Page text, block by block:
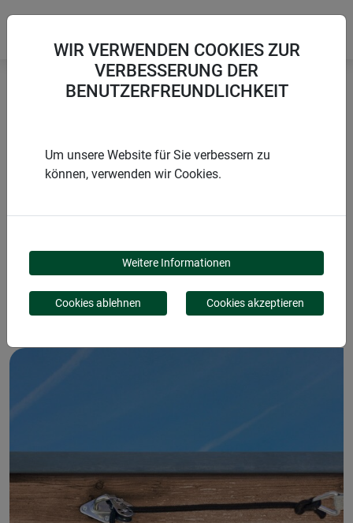
PRODUKTE
SEILZUG-SET FÜR
SONNENSEGEL
WIR VERWENDEN COOKIES ZUR
VERBESSERUNG DER
BENUTZERFREUNDLICHKEIT
Um unsere Website für Sie verbessern zu
können, verwenden wir Cookies.
Weitere Informationen
Cookies ablehnen Cookies akzeptieren